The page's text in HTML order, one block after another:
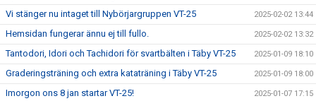
Vi stänger nu intaget till Nybörjargruppen VT-25 2025-02-02 13:44
Hemsidan fungerar ännu ej till fullo. 2025-02-02 13:32
Tantodori, Idori och Tachidori för svartbälten i Täby VT-25 2025-01-09 18:10
Graderingsträning och extra kataträning i Täby VT-25 2025-01-09 18:00
Imorgon ons 8 jan startar VT-25! 2025-01-07 17:15